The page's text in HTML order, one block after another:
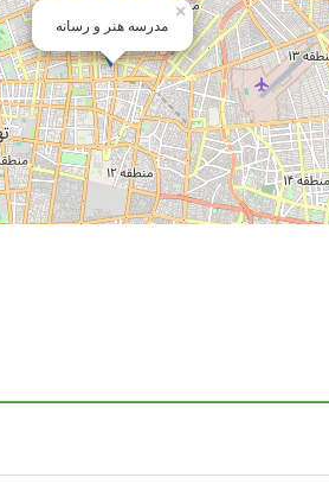
مدرسه هنر و رسانه
×